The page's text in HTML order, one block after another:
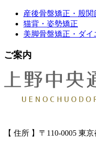
産後骨盤矯正・股関
猫背・姿勢矯正
美脚骨盤矯正・ダ
ご案内
【 住所 】〒110-0005 東